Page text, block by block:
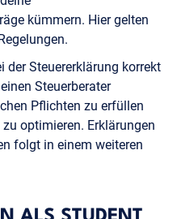
kümmern. Hier gelten
der Steuererklärung korrekt
Steuerberater
Pflichten zu erfüllen
optimieren. Erklärungen
folgt in einem weiteren